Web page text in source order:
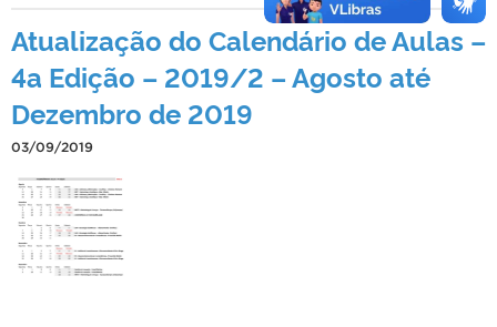
Atualização do Calendário de Aulas –
4a Edição – 2019/2 – Agosto até
Dezembro de 2019
03/09/2019